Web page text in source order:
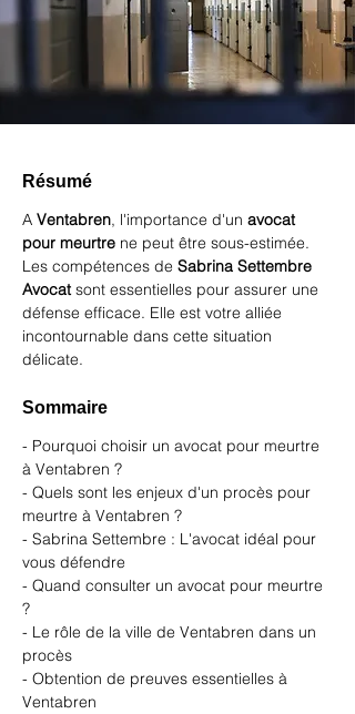
Résumé
A Ventabren, l'importance d'un avocat
pour meurtre ne peut être sous-estimée.
Les compétences de Sabrina Settembre
Avocat sont essentielles pour assurer une
défense efficace. Elle est votre alliée
incontournable dans cette situation
délicate.
Sommaire
- Pourquoi choisir un avocat pour meurtre
à Ventabren ?
- Quels sont les enjeux d'un procès pour
meurtre à Ventabren ?
- Sabrina Settembre : L'avocat idéal pour
vous défendre
- Quand consulter un avocat pour meurtre
?
- Le rôle de la ville de Ventabren dans un
procès
- Obtention de preuves essentielles à
Ventabren